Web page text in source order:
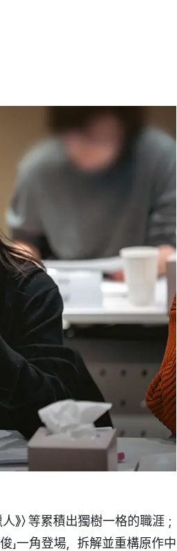
人》〉 等累積出獨樹一格的職涯；
」一角登場，拆解並重構原作中